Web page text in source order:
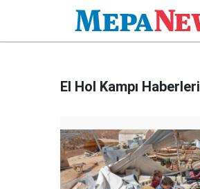
El Hol Kampı Haberleri